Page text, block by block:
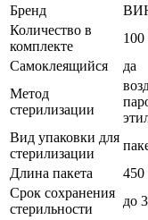
Бренд
Количество в
комплекте
100
Самоклеящийся
да
Метод
стерилизации
Вид упаковки для
стерилизации
Длина пакета
Срок сохранения
стерильности
до